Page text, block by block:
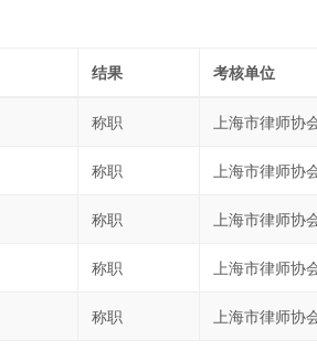
结果 考核单位
称职 上海市律师协
称职 上海市律师协
称职 上海市律师协
称职 上海市律师协
称职 上海市律师协